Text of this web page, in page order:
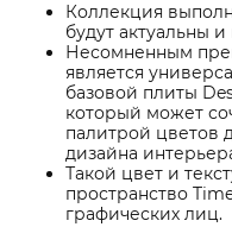
Коллекция
будут актуальны
Несомненным
является
базовой плиты
который может
палитрой цветов
дизайна
Такой цвет и
пространство
графических лиц.